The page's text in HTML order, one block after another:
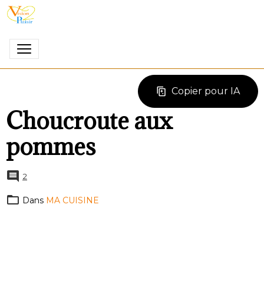
Copier pour IA
Choucroute aux
pommes
2
Dans MA CUISINE